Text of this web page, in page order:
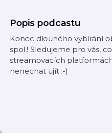
Popis podcastu
Konec dlouhého vybírání
spol.! Sledujeme pro vás,
streamovacích
nenechat ujít :-)